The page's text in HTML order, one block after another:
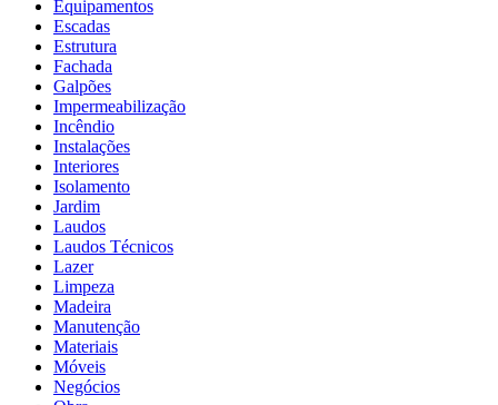
Equipamentos
Escadas
Estrutura
Fachada
Galpões
Impermeabilização
Incêndio
Instalações
Interiores
Isolamento
Jardim
Laudos
Laudos Técnicos
Lazer
Limpeza
Madeira
Manutenção
Materiais
Móveis
Negócios